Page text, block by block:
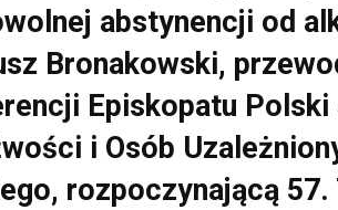
abstynencji od
Bronakowski,
Episkopatu
i Osób
rozpoczynającą